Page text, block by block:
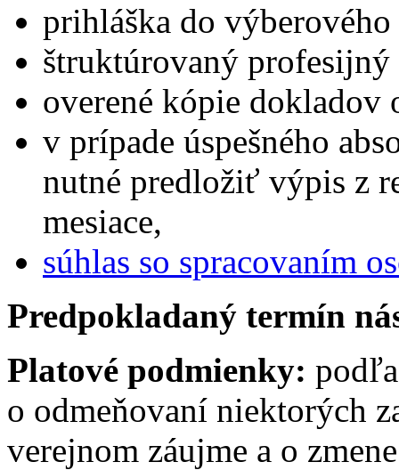
prihláška do
štruktúrovaný
overené kópie dokladov
v prípade úspešného
nutné predložiť výpis z
mesiace,
súhlas so spracovaním
Predpokladaný termín
Platové podmienky:
o odmeňovaní niektorých
verejnom záujme a o